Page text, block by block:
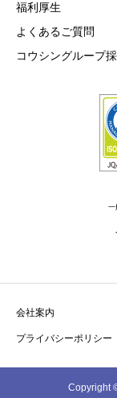
福利厚生
よくあるご質問
コウシングループ
一
会社案内
プライバシーポリシー
Copyright